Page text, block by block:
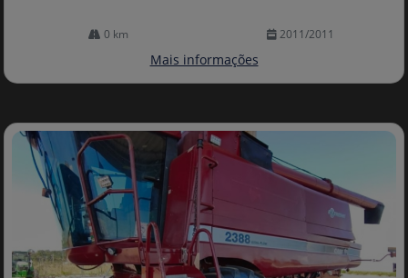
0 km 2011/2011
Mais informações